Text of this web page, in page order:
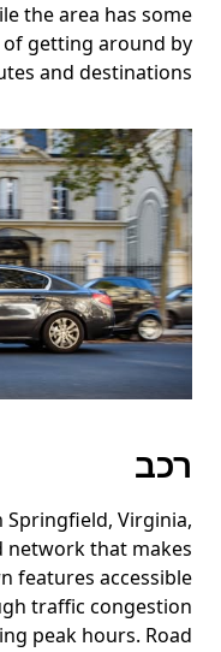
the area has some
getting around by
and destinations.
רכב
Virginia,
network that makes
features accessible
traffic congestion
peak hours. Road